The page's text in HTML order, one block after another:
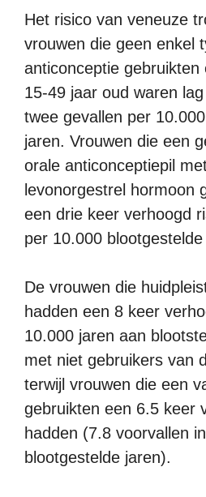
Het risico van veneuze
vrouwen die geen enkel
anticonceptie gebruikten
15-49 jaar oud waren
twee gevallen per
jaren. Vrouwen die een
orale anticonceptiepil
levonorgestrel hormoon
een drie keer verhoogd
per 10.000
De vrouwen die
hadden een 8 keer
10.000 jaren aan
met niet gebruikers van
terwijl vrouwen die een
gebruikten een 6.5 keer
hadden (7.8 voorvallen
blootgestelde jaren).